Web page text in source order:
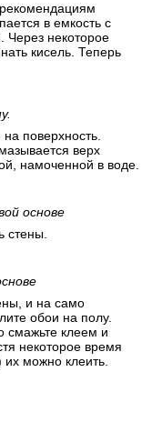
в емкость с
Через некоторое
кисель. Теперь
поверхность.
верх
намоченной в воде.
основе
стены.
и на само
обои на полу.
смажьте клеем и
некоторое время
их можно клеить.